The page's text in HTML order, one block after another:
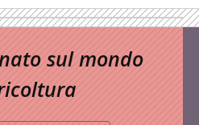
sul mondo